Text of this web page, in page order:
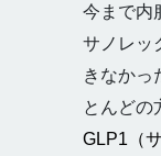
今まで内
サノレッ
きなかっ
とんどの
GLP1（